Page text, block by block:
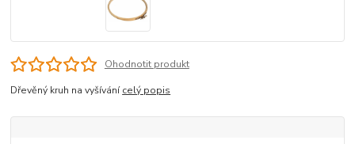
Ohodnotit produkt
Dřevěný kruh na vyšívánícelý popis